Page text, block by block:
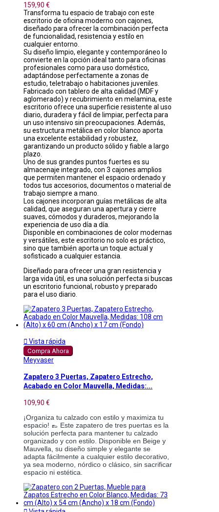
159,90 €
Transforma tu espacio de trabajo con este
escritorio de oficina moderno con cajones,
diseñado para ofrecer la combinación perfecta
de funcionalidad, resistencia y estilo en
cualquier entorno.
Su diseño limpio, elegante y contemporáneo lo
convierte en la opción ideal tanto para oficinas
profesionales como para uso doméstico,
adaptándose perfectamente a zonas de
estudio, teletrabajo o habitaciones juveniles.
Fabricado con tablero de alta calidad (MDF y
aglomerado) y recubrimiento en melamina, este
escritorio ofrece una superficie resistente al uso
diario, duradera y fácil de limpiar, perfecta para
un uso intensivo sin preocupaciones. Además,
su estructura metálica en color blanco aporta
una excelente estabilidad y robustez,
garantizando un producto sólido y fiable a largo
plazo.
Uno de sus grandes puntos fuertes es su
almacenaje integrado, con 3 cajones amplios
que permiten mantener el espacio ordenado y
todos tus accesorios, documentos o material de
trabajo siempre a mano.
Los cajones incorporan guías metálicas de alta
calidad, que aseguran una apertura y cierre
suaves, cómodos y duraderos, mejorando la
experiencia de uso día a día.
Disponible en combinaciones de color modernas
y versátiles, este escritorio no solo es práctico,
sino que también aporta un toque actual y
sofisticado a cualquier estancia.
Diseñado para ofrecer una gran resistencia y
larga vida útil, es una solución perfecta si buscas
un escritorio funcional, robusto y preparado
para el uso diario.
 Vista rápida
Compra Ahora
Meyvaser
Zapatero 3 Puertas, Zapatero Estrecho,
Acabado en Color Mauvella, Medidas:...
109,90 €
¡Organiza tu calzado con estilo y maximiza tu
espacio! 👞 Este zapatero de tres puertas es la
solución perfecta para mantener tu calzado
organizado y con estilo. Disponible en Beige y
Mauvella, su diseño simple y elegante se
adapta fácilmente a cualquier estilo decorativo,
ya sea moderno, nórdico o clásico, sin sacrificar
espacio ni estética.